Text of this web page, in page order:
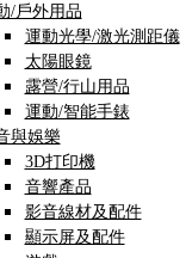
/戶外用品
運動光學/激光測距儀
太陽眼鏡
露營/行山用品
運動/智能手錶
與娛樂
3D打印機
音響產品
影音線材及配件
顯示屏及配件